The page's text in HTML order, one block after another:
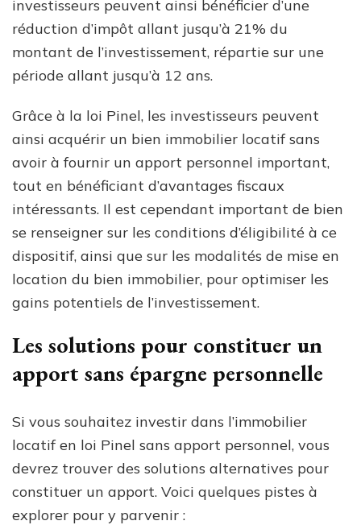
investisseurs peuvent ainsi bénéficier d’une
réduction d’impôt allant jusqu’à 21% du
montant de l’investissement, répartie sur une
période allant jusqu’à 12 ans.
Grâce à la loi Pinel, les investisseurs peuvent
ainsi acquérir un bien immobilier locatif sans
avoir à fournir un apport personnel important,
tout en bénéficiant d’avantages fiscaux
intéressants. Il est cependant important de bien
se renseigner sur les conditions d’éligibilité à ce
dispositif, ainsi que sur les modalités de mise en
location du bien immobilier, pour optimiser les
gains potentiels de l’investissement.
Les solutions pour constituer un
apport sans épargne personnelle
Si vous souhaitez investir dans l’immobilier
locatif en loi Pinel sans apport personnel, vous
devrez trouver des solutions alternatives pour
constituer un apport. Voici quelques pistes à
explorer pour y parvenir :